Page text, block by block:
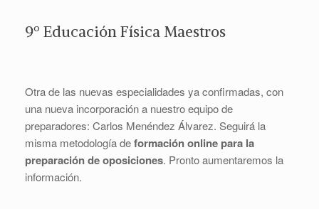
9º Educación Física Maestros
Otra de las nuevas especialidades ya confirmadas, con
una nueva incorporación a nuestro equipo de
preparadores: Carlos Menéndez Álvarez. Seguirá la
misma metodología deformación online para la
preparación de oposiciones. Pronto aumentaremos la
información.